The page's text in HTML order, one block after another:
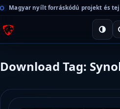
Magyar nyílt forráskódú projekt és
Download Tag: